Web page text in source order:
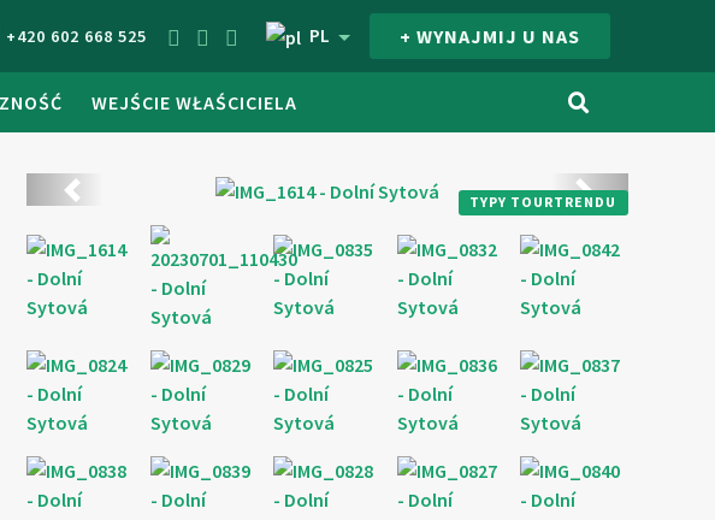
+420 602 668 525 PL + WYNAJMIJ U NAS
WEJŚCIE WŁAŚCICIELA
Předchozí Kolejny
TYPY TOURTRENDU